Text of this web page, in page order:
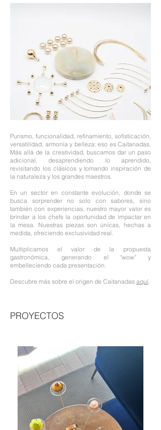
Purismo, funcionalidad, refinamiento, sofisticación,
versatilidad, armonía y belleza: eso es Caitanadas.
Más allá de la creatividad, buscamos dar un paso
adicional, desaprendiendo lo aprendido,
revisitando los clásicos y tomando inspiración de
la naturaleza y los grandes maestros.
En un sector en constante evolución, donde se
busca sorprender no solo con sabores, sino
también con experiencias, nuestro mayor valor es
brindar a los chefs la oportunidad de impactar en
la mesa. Nuestras piezas son únicas, hechas a
medida, ofreciendo exclusividad real.
Multiplicamos el valor de la propuesta
gastronómica, generando el "wow" y
embelleciendo cada presentación.
Descubre más sobre el origen de Caitanadas aquí.
PROYECTOS